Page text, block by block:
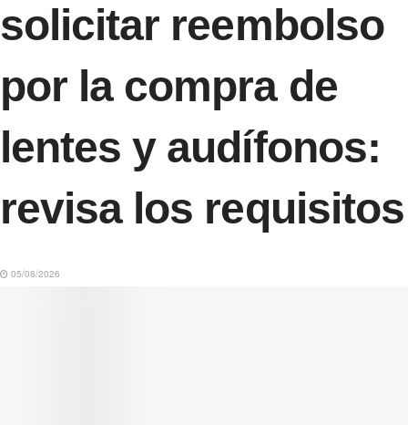
solicitar reembolso
por la compra de
lentes y audífonos:
revisa los requisitos
05/08/2026